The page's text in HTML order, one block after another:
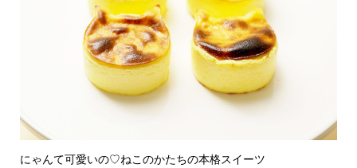
にゃんて可愛いの♡ねこのかたちの本格スイーツ